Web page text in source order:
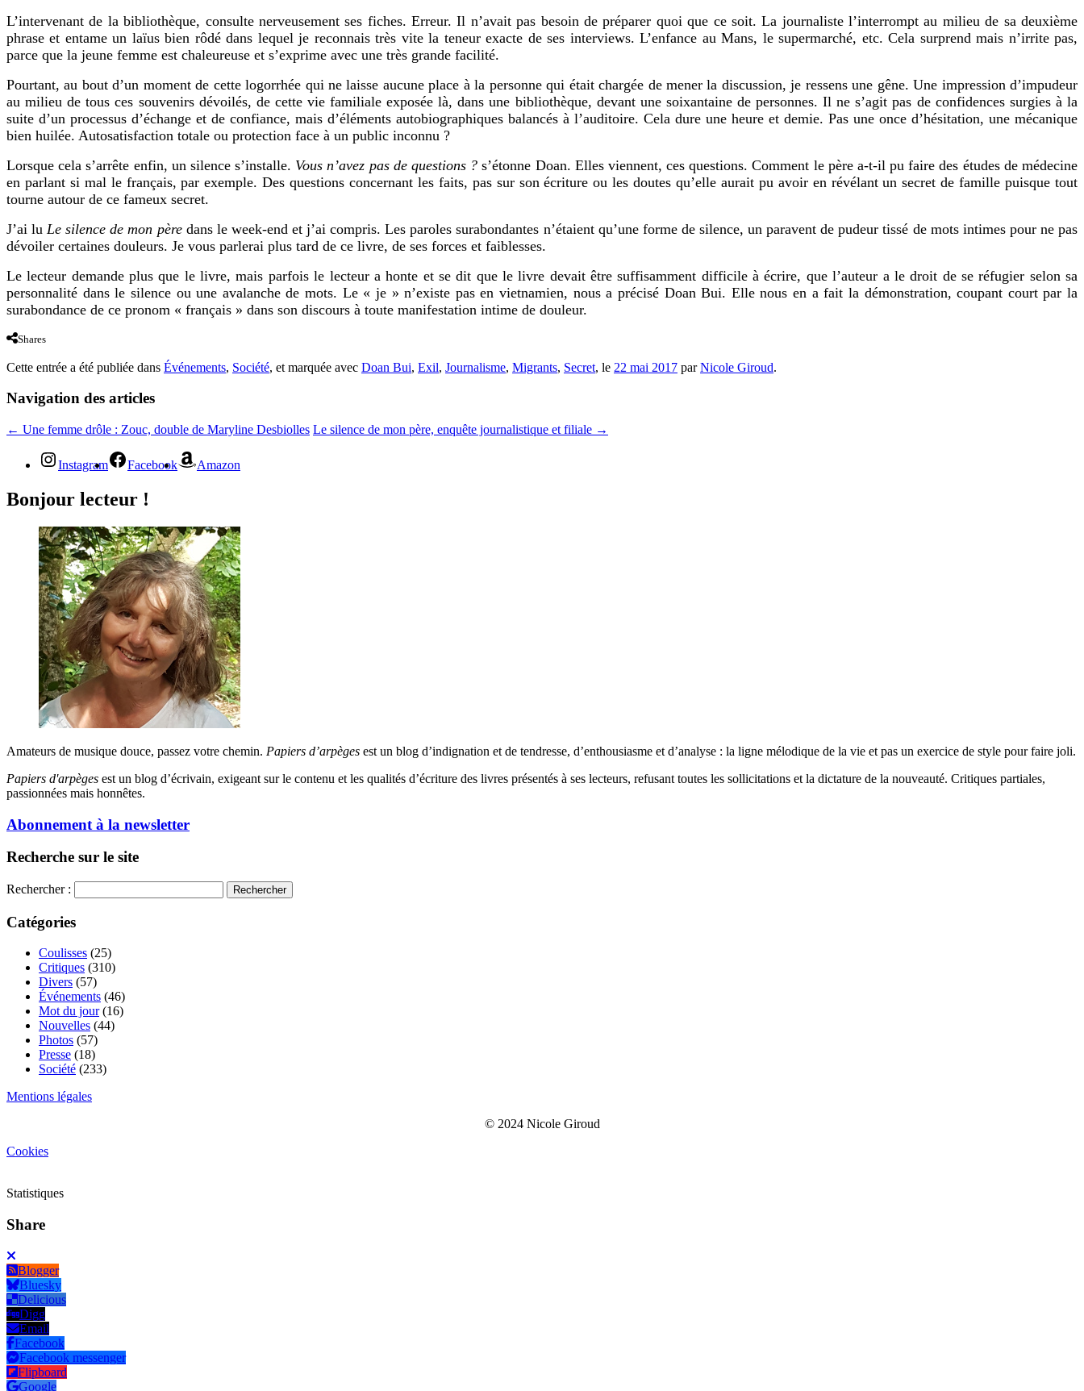
L’intervenant de la bibliothèque, consulte nerveusement ses fiches. Erreur. Il n’avait pas besoin de préparer quoi que ce soit. La journaliste l’interrompt au milieu de sa deuxième
phrase et entame un laïus bien rôdé dans lequel je reconnais très vite la teneur exacte de ses interviews. L’enfance au Mans, le supermarché, etc. Cela surprend mais n’irrite pas,
parce que la jeune femme est chaleureuse et s’exprime avec une très grande facilité.
Pourtant, au bout d’un moment de cette logorrhée qui ne laisse aucune place à la personne qui était chargée de mener la discussion, je ressens une gêne. Une impression d’impudeur
au milieu de tous ces souvenirs dévoilés, de cette vie familiale exposée là, dans une bibliothèque, devant une soixantaine de personnes. Il ne s’agit pas de confidences surgies à la
suite d’un processus d’échange et de confiance, mais d’éléments autobiographiques balancés à l’auditoire. Cela dure une heure et demie. Pas une once d’hésitation, une mécanique
bien huilée. Autosatisfaction totale ou protection face à un public inconnu ?
Lorsque cela s’arrête enfin, un silence s’installe. Vous n’avez pas de questions ?s’étonne Doan. Elles viennent, ces questions. Comment le père a-t-il pu faire des études de médecine
en parlant si mal le français, par exemple. Des questions concernant les faits, pas sur son écriture ou les doutes qu’elle aurait pu avoir en révélant un secret de famille puisque tout
tourne autour de ce fameux secret.
J’ai lu Le silence de mon père dans le week-end et j’ai compris. Les paroles surabondantes n’étaient qu’une forme de silence, un paravent de pudeur tissé de mots intimes pour ne pas
dévoiler certaines douleurs. Je vous parlerai plus tard de ce livre, de ses forces et faiblesses.
Le lecteur demande plus que le livre,mais parfois le lecteur a honte et se dit que le livre devait être suffisamment difficile à écrire, que l’auteur a le droit de se réfugier selon sa
personnalité dans le silence ou une avalanche de mots. Le « je » n’existe pas en vietnamien, nous a précisé Doan Bui. Elle nous en a fait la démonstration, coupant court par la
surabondance de ce pronom « français » dans son discours à toute manifestation intime de douleur.
Shares
Cette entrée a été publiée dans Événements, Société, et marquée avec Doan Bui, Exil, Journalisme, Migrants, Secret, le 22 mai 2017 parNicole Giroud.
Navigation des articles
← Une femme drôle : Zouc, double de Maryline Desbiolles Le silence de mon père, enquête journalistique et filiale →
Instagram Facebook Amazon
Bonjour lecteur !
Amateurs de musique douce, passez votre chemin. Papiers d’arpèges est un blog d’indignation et de tendresse, d’enthousiasme et d’analyse : la ligne mélodique de la vie et pas un exercice de style pour faire joli.
Papiers d'arpèges est un blog d’écrivain, exigeant sur le contenu et les qualités d’écriture des livres présentés à ses lecteurs, refusant toutes les sollicitations et la dictature de la nouveauté. Critiques partiales,
passionnées mais honnêtes.
Abonnement à la newsletter
Recherche sur le site
Rechercher :
Catégories
Coulisses (25)
Critiques (310)
Divers (57)
Événements (46)
Mot du jour(16)
Nouvelles (44)
Photos (57)
Presse (18)
Société (233)
Mentions légales
© 2024 Nicole Giroud
Cookies
Statistiques
Share
Blogger
Bluesky
Delicious
Digg
Email
Facebook
Facebook messenger
Flipboard
Google